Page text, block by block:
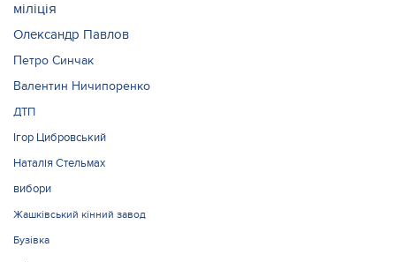
міліція
Олександр Павлов
Петро Синчак
Валентин Ничипоренко
ДТП
Ігор Цибровський
Наталія Стельмах
вибори
Жашківський кінний завод
Бузівка